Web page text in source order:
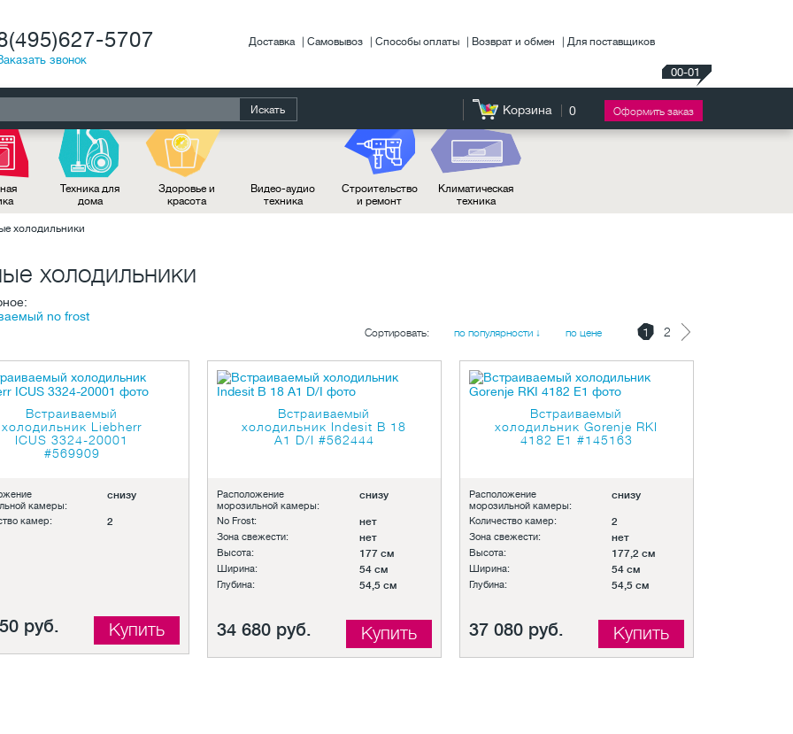
5707
звонок
Доставка Самовывоз Способы оплаты Возврат и обмен Для поставщиков
00-01
Искать Корзина 0 Оформить заказ
Техника для
дома
Здоровье и
красота
Видео-аудио
техника
Строительство
и ремонт
Климатическая
техника
холодильники
холодильники
no frost
1
2
Сортировать: по популярности ↓ по цене
Встраиваемый
холодильник Liebherr
ICUS 3324-20001
#569909
камеры:
снизу
камер: 2
руб. Купить
Встраиваемый
холодильник Indesit B 18
A1 D/I #562444
Расположение
морозильной камеры:
снизу
No Frost: нет
Зона свежести: нет
Высота: 177 см
Ширина: 54 см
Глубина: 54,5 см
34 680 руб. Купить
Встраиваемый
холодильник Gorenje RKI
4182 E1 #145163
Расположение
морозильной камеры:
снизу
Количество камер: 2
Зона свежести: нет
Высота: 177,2 см
Ширина: 54 см
Глубина: 54,5 см
37 080 руб. Купить